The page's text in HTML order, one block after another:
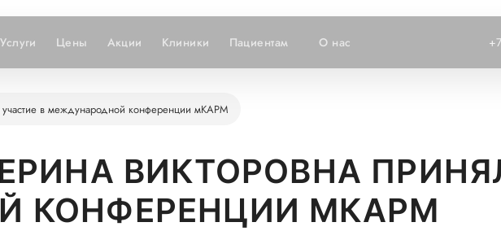
Услуги Цены Акции Клиники Пациентам О нас
участие в международной конференции мКАРМ
ВИКТОРОВНА
КОНФЕРЕНЦИИ МКАРМ